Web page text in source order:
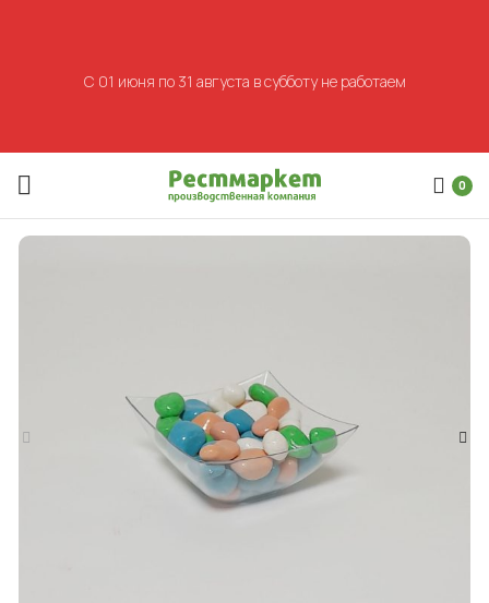
0
С 01 июня по 31 августа в субботу не работаем